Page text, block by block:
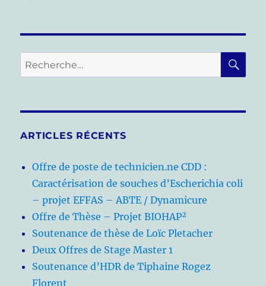
Recherche
pour :
ARTICLES RÉCENTS
Offre de poste de technicien.ne CDD :
Caractérisation de souches d’Escherichia coli
– projet EFFAS – ABTE / Dynamicure
Offre de Thèse – Projet BIOHAP²
Soutenance de thèse de Loïc Pletacher
Deux Offres de Stage Master 1
Soutenance d’HDR de Tiphaine Rogez
Florent